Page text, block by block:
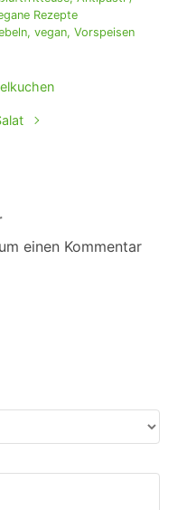
Rezepte
, vegan, Vorspeisen
einen Kommentar